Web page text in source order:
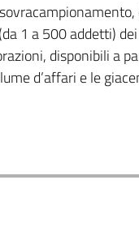
1 a 500 addetti)
disponibili a
d’affari e le